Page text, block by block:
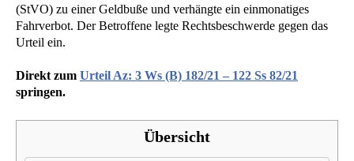
(StVO) zu einer Geldbuße und verhängte ein einmonatiges
Fahrverbot. Der Betroffene legte Rechtsbeschwerde gegen das
Urteil ein.
Direkt zum Urteil Az: 3 Ws (B) 182/21 – 122 Ss 82/21
springen.
Übersicht